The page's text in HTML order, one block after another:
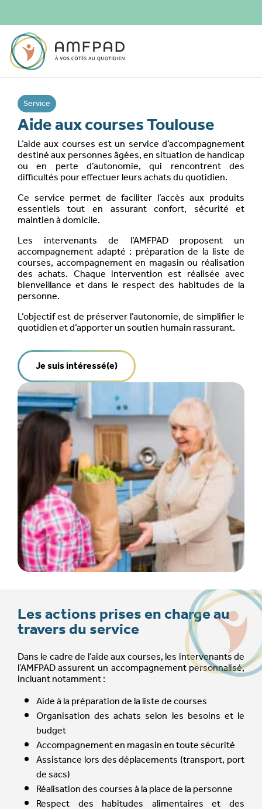
Service
Aide aux courses Toulouse
L’aide aux courses est un service d’accompagnement
destiné aux personnes âgées, en situation de handicap
ou en perte d’autonomie, qui rencontrent des
difficultés pour effectuer leurs achats du quotidien.
Ce service permet de faciliter l’accès aux produits
essentiels tout en assurant confort, sécurité et
maintien à domicile.
Les intervenants de l’AMFPAD proposent un
accompagnement adapté : préparation de la liste de
courses, accompagnement en magasin ou réalisation
des achats. Chaque intervention est réalisée avec
bienveillance et dans le respect des habitudes de la
personne.
L’objectif est de préserver l’autonomie, de simplifier le
quotidien et d’apporter un soutien humain rassurant.
Je suis intéressé(e)
Les actions prises en charge au
travers du service
Dans le cadre de l’aide aux courses, les intervenants de
l’AMFPAD assurent un accompagnement personnalisé,
incluant notamment :
Aide à la préparation de la liste de courses
Organisation des achats selon les besoins et le
budget
Accompagnement en magasin en toute sécurité
Assistance lors des déplacements (transport, port
de sacs)
Réalisation des courses à la place de la personne
Respect des habitudes alimentaires et des